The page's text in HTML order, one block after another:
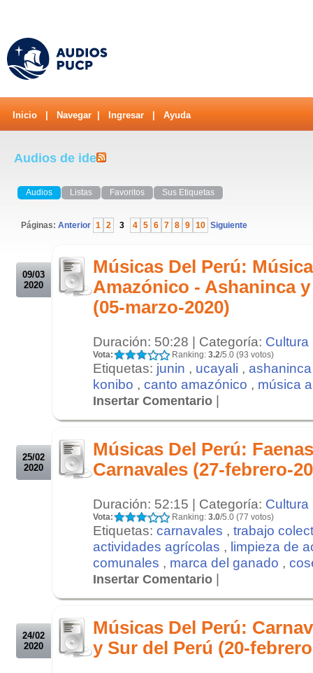
Inicio Navegar Ingresar Ayuda
Audios de ide
Audios Listas Favoritos Sus Etiquetas
Páginas: Anterior 1 2 3 4 5 6 7 8 9 10 Siguiente
09/03
2020
Músicas Del Perú:
Amazónico - Ashaninca
(05-marzo-2020)
Duración: 50:28 | Categoría: Cultura
Vota: Ranking: 3.2/5.0 (93 votos)
Etiquetas: junin , ucayali , ashaninca
konibo , canto amazónico , música
Insertar Comentario |
25/02
2020
Músicas Del Perú:
Carnavales (27-febrero-
Duración: 52:15 | Categoría: Cultura
Vota: Ranking: 3.0/5.0 (77 votos)
Etiquetas: carnavales , trabajo
actividades agrícolas , limpieza de
comunales , marca del ganado ,
Insertar Comentario |
24/02
2020
Músicas Del Perú:
y Sur del Perú (20-